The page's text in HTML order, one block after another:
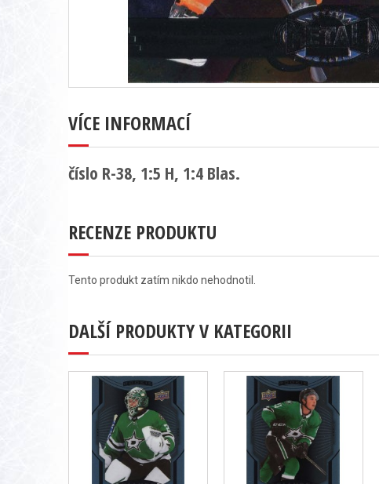
VÍCE INFORMACÍ
číslo R-38, 1:5 H, 1:4 Blas.
RECENZE PRODUKTU
Tento produkt zatím nikdo nehodnotil.
DALŠÍ PRODUKTY V KATEGORII